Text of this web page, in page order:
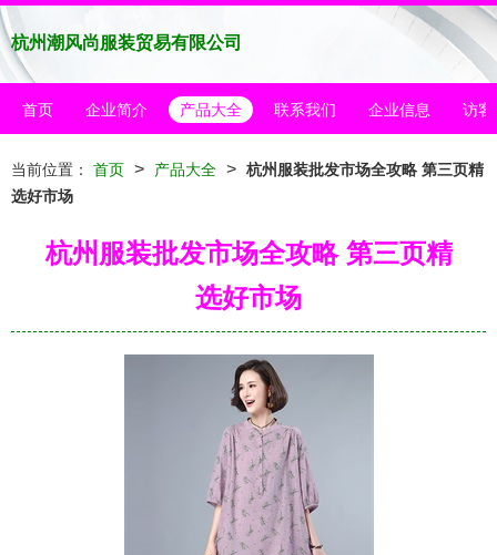
杭州潮风尚服装贸易有限公司
首页 企业简介 产品大全 联系我们 企业信息 访客
当前位置： 首页 > 产品大全 > 杭州服装批发市场全攻略 第三页精
选好市场
杭州服装批发市场全攻略 第三页精
选好市场